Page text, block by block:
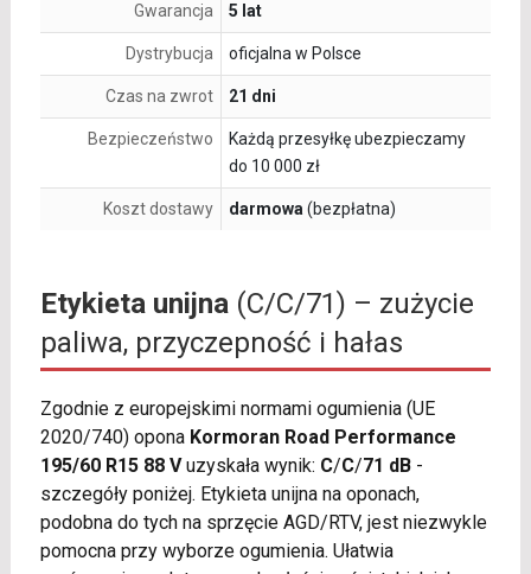
Gwarancja 5 lat
Dystrybucja oficjalna w Polsce
Czas na zwrot 21 dni
Bezpieczeństwo
Każdą przesyłkę ubezpieczamy
do 10 000 zł
Koszt dostawy darmowa (bezpłatna)
Etykieta unijna(C/C/71) – zużycie
paliwa, przyczepność i hałas
Zgodnie z europejskimi normami ogumienia (UE
2020/740) opona Kormoran Road Performance
195/60 R15 88 Vuzyskała wynik: C/C/71 dB-
szczegóły poniżej. Etykieta unijna na oponach,
podobna do tych na sprzęcie AGD/RTV, jest niezwykle
pomocna przy wyborze ogumienia. Ułatwia